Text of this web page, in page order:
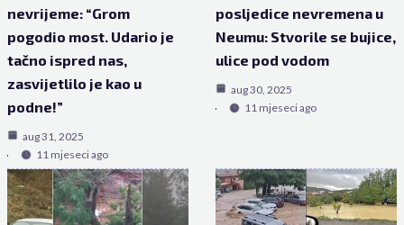
nevrijeme: “Grom
pogodio most. Udario je
tačno ispred nas,
zasvijetlilo je kao u
podne!”
aug 31, 2025
11 mjeseci ago
posljedice nevremena u
Neumu: Stvorile se bujice,
ulice pod vodom
aug 30, 2025
11 mjeseci ago